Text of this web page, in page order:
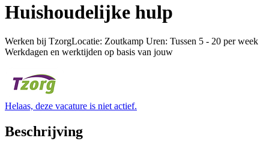
Huishoudelijke hulp
Werken bij TzorgLocatie: Zoutkamp Uren: Tussen 5 - 20 per week
Werkdagen en werktijden op basis van jouw
Helaas, deze vacature is niet actief.
Beschrijving